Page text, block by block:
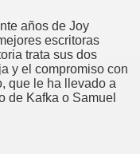
años de Joy
escritoras
trata sus dos
y el compromiso con
que le ha llevado a
de Kafka o Samuel